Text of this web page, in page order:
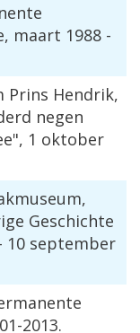
, maart 1988 -
Prins Hendrik,
negen
", 1 oktober
,
Geschichte
10 september
-2013.